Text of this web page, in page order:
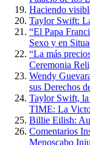
Haciendo
Taylor Swift:
“El Papa
Sexo y en
“La más
Ceremonia
Wendy
sus Derechos
Taylor Swift, la
TIME: La
Billie Eilish:
Comentarios
Menoscabo